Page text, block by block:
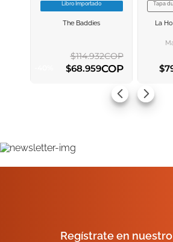
VER INFORMACION
Libro Importado
The Baddies
$114.932COP
$68.959COP
VER
Tapa
La
$
Regístrate en